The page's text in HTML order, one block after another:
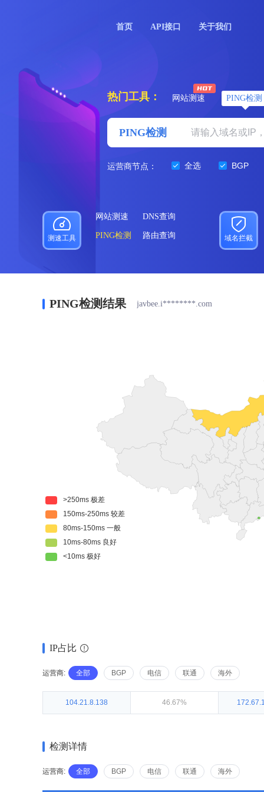
首页 API接口 关于我们
热门工具： 网站测速 PING检测
PING检测
运营商节点： 全选 BGP
测速工具
网站测速 DNS查询
PING检测 路由查询 域名拦截
PING检测结果 javbee.i********.com
IP占比
运营商: 全部 BGP 电信 联通 海外
104.21.8.138 46.67%
检测详情
运营商: 全部 BGP 电信 联通 海外